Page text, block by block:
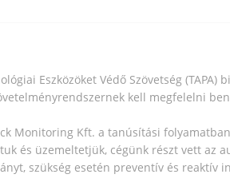
Eszközöket Védő Szövetség
kell megfelelni
Monitoring Kft. a tanúsítási
és üzemeltetjük, cégünk részt vett az
szükség esetén preventív és reaktív